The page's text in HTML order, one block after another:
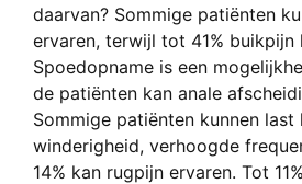
daarvan? Sommige patiënten
ervaren, terwijl tot 41% buikpijn
Spoedopname is een
de patiënten kan anale
Sommige patiënten kunnen last
winderigheid, verhoogde
14% kan rugpijn ervaren. Tot